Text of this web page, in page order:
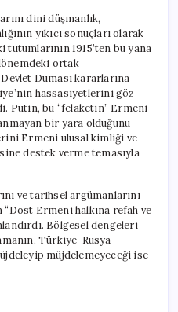
dini düşmanlık,
yıkıcı sonuçları olarak
1915’ten bu yana
ortak
Duması kararlarına
hassasiyetlerini göz
Putin, bu “felaketin” Ermeni
bir yara olduğunu
Ermeni ulusal kimliği ve
destek verme temasıyla
ve tarihsel argümanlarını
“Dost Ermeni halkına refah ve
Bölgesel dengeleri
Türkiye-Rusya
müjdelemeyeceği ise